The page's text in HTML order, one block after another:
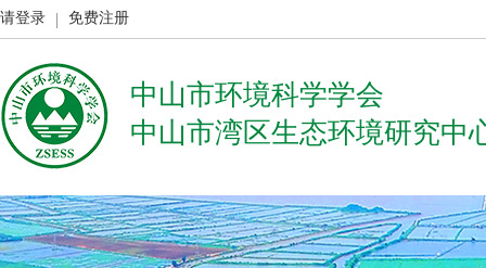
请登录 免费注册
中山市环境科学学会
中山市湾区生态环境研究中